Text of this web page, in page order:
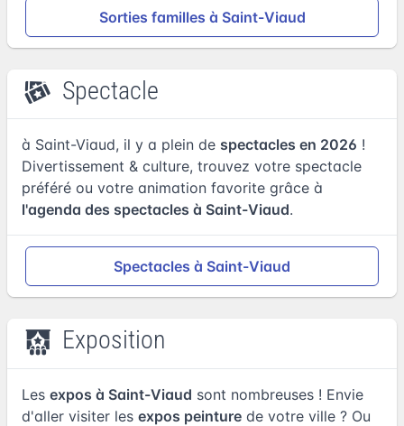
Sorties familles à Saint-Viaud
Spectacle
à Saint-Viaud, il y a plein de spectacles en 2026 !
Divertissement & culture, trouvez votre spectacle
préféré ou votre animation favorite grâce à
l'agenda des spectacles à Saint-Viaud.
Spectacles à Saint-Viaud
Exposition
Les expos à Saint-Viaud sont nombreuses ! Envie
d'aller visiter les expos peinture de votre ville ? Ou